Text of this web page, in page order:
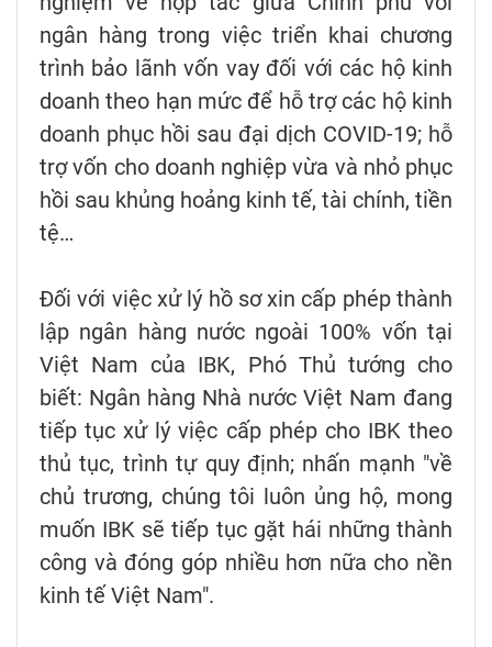
ngân hàng trong việc triển khai chương
trình bảo lãnh vốn vay đối với các hộ kinh
doanh theo hạn mức để hỗ trợ các hộ kinh
doanh phục hồi sau đại dịch COVID-19; hỗ
trợ vốn cho doanh nghiệp vừa và nhỏ phục
hồi sau khủng hoảng kinh tế, tài chính, tiền
tệ…
Đối với việc xử lý hồ sơ xin cấp phép thành
lập ngân hàng nước ngoài 100% vốn tại
Việt Nam của IBK, Phó Thủ tướng cho
biết: Ngân hàng Nhà nước Việt Nam đang
tiếp tục xử lý việc cấp phép cho IBK theo
thủ tục, trình tự quy định; nhấn mạnh "về
chủ trương, chúng tôi luôn ủng hộ, mong
muốn IBK sẽ tiếp tục gặt hái những thành
công và đóng góp nhiều hơn nữa cho nền
kinh tế Việt Nam".